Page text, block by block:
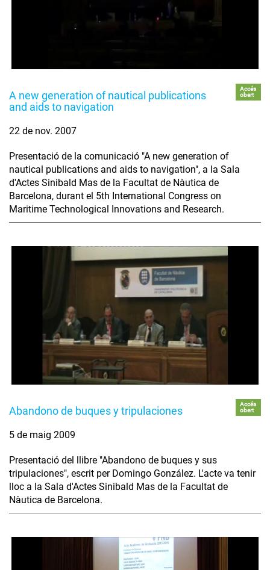
A new generation of nautical publications
and aids to navigation
Accés
obert
22 de nov. 2007
Presentació de la comunicació "A new generation of
nautical publications and aids to navigation", a la Sala
d'Actes Sinibald Mas de la Facultat de Nàutica de
Barcelona, durant el 5th International Congress on
Maritime Technological Innovations and Research.
Abandono de buques y tripulaciones
Accés
obert
5 de maig 2009
Presentació del llibre "Abandono de buques y sus
tripulaciones", escrit per Domingo González. L'acte va tenir
lloc a la Sala d'Actes Sinibald Mas de la Facultat de
Nàutica de Barcelona.